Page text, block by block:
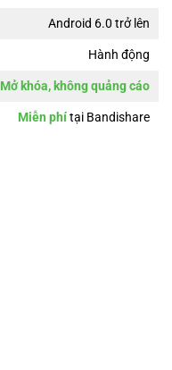
Android 6.0 trở lên
Hành động
Mở khóa, không quảng cáo
Miễn phítại Bandishare